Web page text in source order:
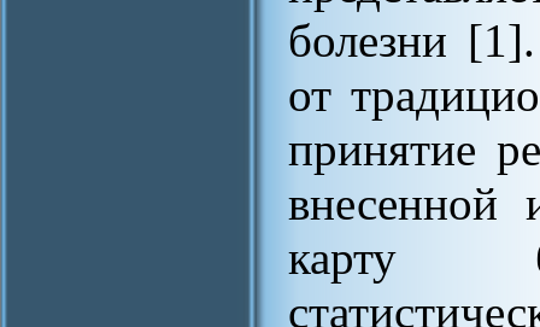
болезни
от
принятие
внесенной
карту